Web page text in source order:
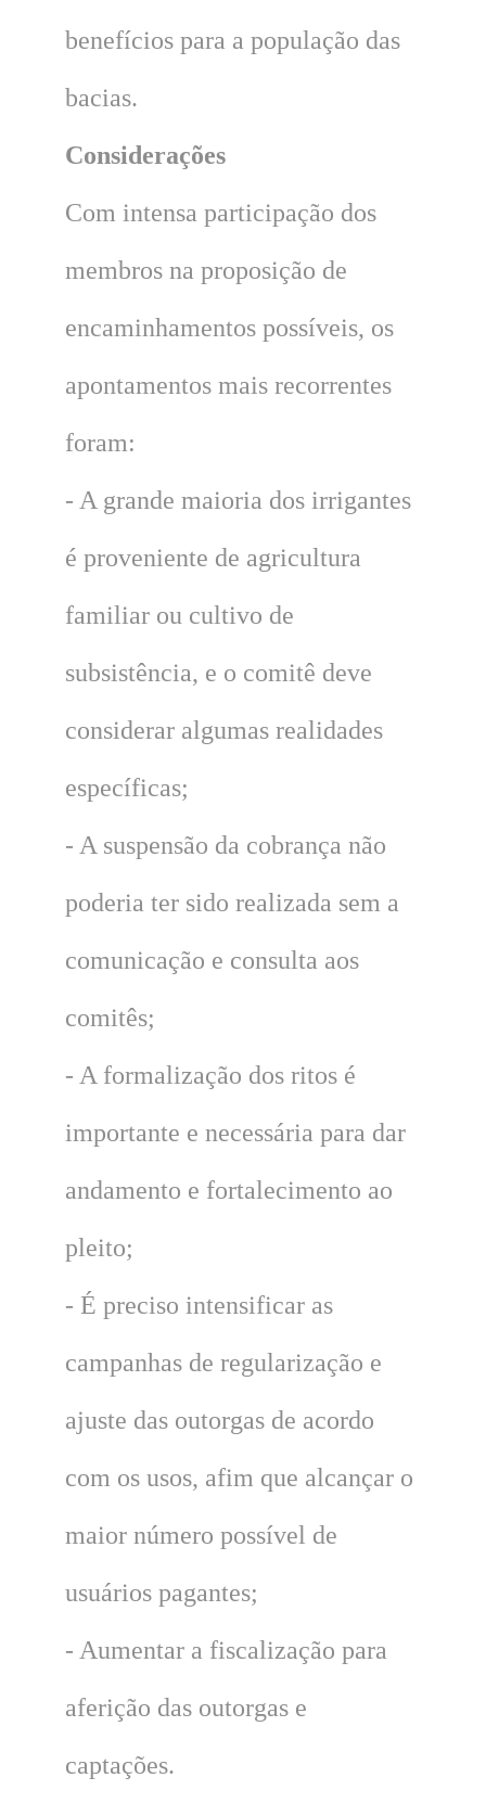
benefícios para a população das
bacias.
Considerações
Com intensa participação dos
membros na proposição de
encaminhamentos possíveis, os
apontamentos mais recorrentes
foram:
- A grande maioria dos irrigantes
é proveniente de agricultura
familiar ou cultivo de
subsistência, e o comitê deve
considerar algumas realidades
específicas;
- A suspensão da cobrança não
poderia ter sido realizada sem a
comunicação e consulta aos
comitês;
- A formalização dos ritos é
importante e necessária para dar
andamento e fortalecimento ao
pleito;
- É preciso intensificar as
campanhas de regularização e
ajuste das outorgas de acordo
com os usos, afim que alcançar o
maior número possível de
usuários pagantes;
- Aumentar a fiscalização para
aferição das outorgas e
captações.